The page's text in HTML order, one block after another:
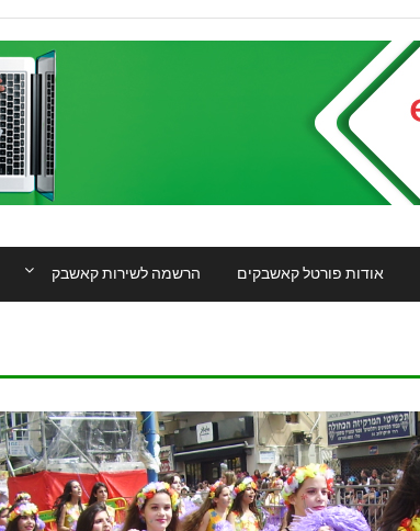
הרשמה לשירות קאשבק אודות פורטל קאשבקים